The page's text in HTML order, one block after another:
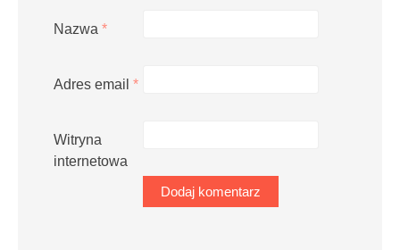
Nazwa *
Adres email *
Witryna
internetowa